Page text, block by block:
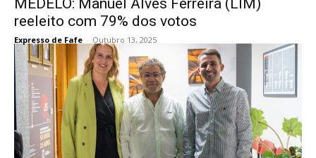
MEDELO: Manuel Alves Ferreira (LIM)
reeleito com 79% dos votos
Expresso de Fafe - Outubro 13, 2025